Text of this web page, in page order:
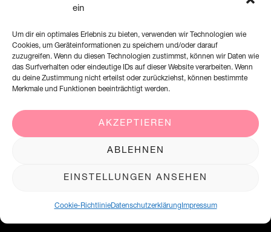
ein
Um dir ein optimales Erlebnis zu bieten, verwenden wir Technologien wie
Cookies, um Geräteinformationen zu speichern und/oder darauf
zuzugreifen. Wenn du diesen Technologien zustimmst, können wir Daten wie
das Surfverhalten oder eindeutige IDs auf dieser Website verarbeiten. Wenn
du deine Zustimmung nicht erteilst oder zurückziehst, können bestimmte
Merkmale und Funktionen beeinträchtigt werden.
AKZEPTIEREN
ABLEHNEN
EINSTELLUNGEN ANSEHEN
Cookie-RichtlinieDatenschutzerklärungImpressum
Creation Willi Geller Deutschland GmbH
+49 (0)2338 801 900